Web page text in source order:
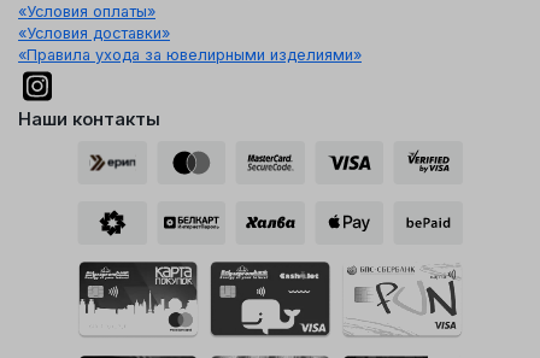
«Условия оплаты»
«Условия доставки»
«Правила ухода за ювелирными изделиями»
Наши контакты